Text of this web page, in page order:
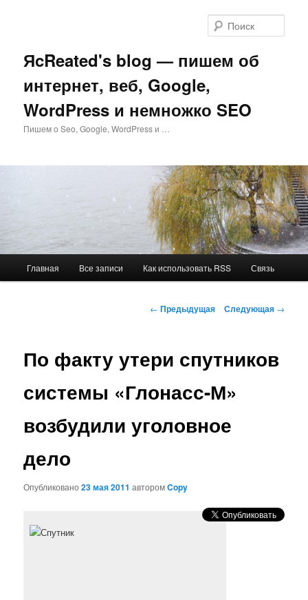
ЯcReated's blog — пишем об
интернет, веб, Google,
WordPress и немножко SEO
Пишем о Seo, Google, WordPress и …
Главная Все записи Как использовать RSS Связь
Навигация
← Предыдущая Следующая →
По факту утери спутников
системы «Глонасс-М»
возбудили уголовное
дело
Опубликовано23 мая 2011 авторомCopy